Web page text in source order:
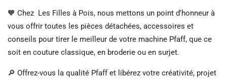
🧡 Chez Les Filles à Pois, nous mettons un point d'honneur à
vous offrir toutes les pièces détachées, accessoires et
conseils pour tirer le meilleur de votre machine Pfaff, que ce
soit en couture classique, en broderie ou en surjet.
🔎 Offrez-vous la qualité Pfaff et libérez votre créativité, projet